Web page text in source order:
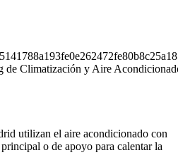
utilizan el aire acondicionado con
o de apoyo para calentar la